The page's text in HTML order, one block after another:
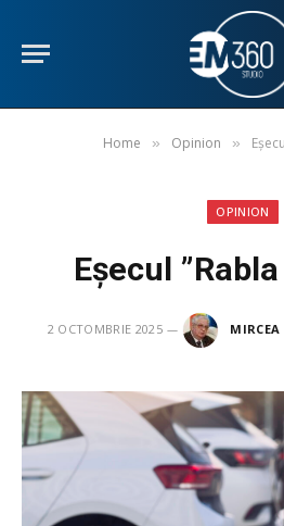
Home » Opinion »
OPINION
Eșecul
2 OCTOMBRIE 2025 MIRCEA